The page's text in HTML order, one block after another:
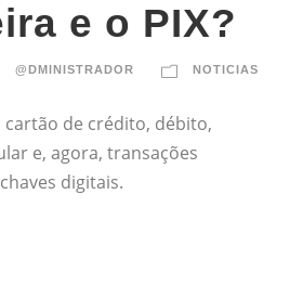
e o PIX?
@DMINISTRADOR NOTICIAS
de crédito, débito,
e, agora, transações
digitais.